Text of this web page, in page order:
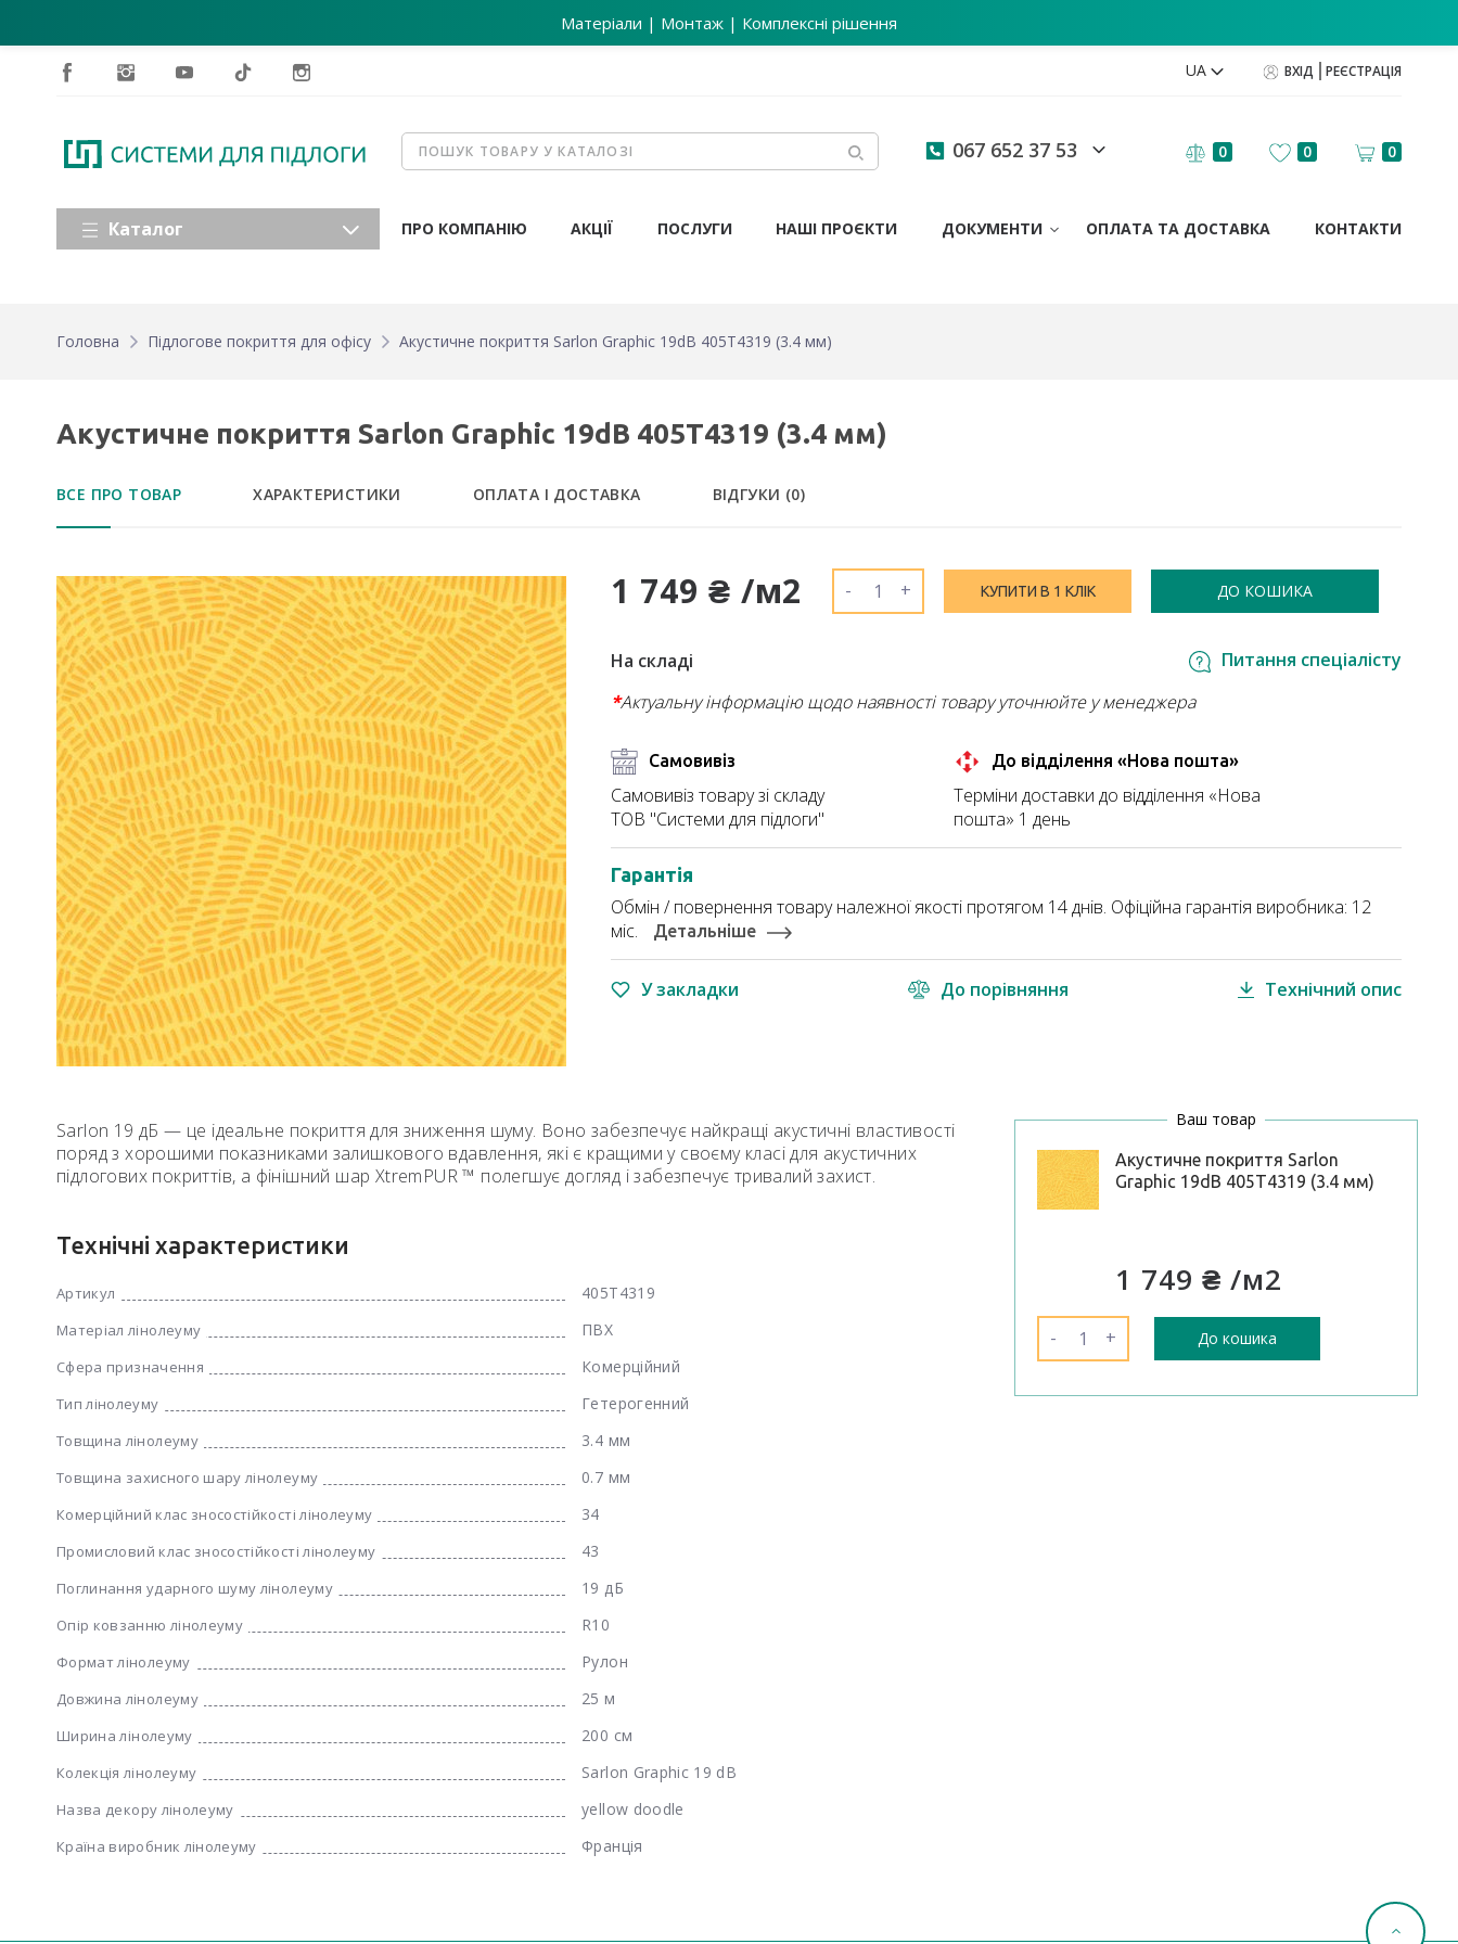
Матеріали | Монтаж | Комплексні рішення
UA ВХІД РЕЄСТРАЦІЯ
067 652 37 53 0 0 0
Каталог ПРО КОМПАНІЮ АКЦІЇ ПОСЛУГИ НАШІ ПРОЄКТИ ДОКУМЕНТИ ОПЛАТА ТА ДОСТАВКА КОНТАКТИ
Головна Підлогове покриття для офісу Акустичне покриття Sarlon Graphic 19dB 405T4319 (3.4 мм)
Акустичне покриття Sarlon Graphic 19dB 405T4319 (3.4 мм)
ВСЕ ПРО ТОВАР ХАРАКТЕРИСТИКИ ОПЛАТА І ДОСТАВКА ВІДГУКИ (0)
1 749 ₴ /м2 - + КУПИТИ В 1 КЛІК ДО КОШИКА
На складі
Питання спеціалісту
*Актуальну інформацію щодо наявності товару уточнюйте у менеджера
Самовивіз
Самовивіз товару зі складу
ТОВ "Системи для підлоги"
До відділення «Нова пошта»
Терміни доставки до відділення «Нова
пошта» 1 день
Гарантія
Обмін / повернення товару належної якості протягом 14 днів. Офіційна гарантія виробника: 12
міс.
Детальніше
У закладки До порівняння Технічний опис
Sarlon 19 дБ — це ідеальне покриття для зниження шуму. Воно забезпечує найкращі акустичні властивості
поряд з хорошими показниками залишкового вдавлення, які є кращими у своєму класі для акустичних
підлогових покриттів, а фінішний шар XtremPUR ™ полегшує догляд і забезпечує тривалий захист.
Технічні характеристики
Артикул 405T4319
Матеріал лінолеуму ПВХ
Сфера призначення Комерційний
Тип лінолеуму Гетерогенний
Товщина лінолеуму 3.4 мм
Товщина захисного шару лінолеуму 0.7 мм
Комерційний клас зносостійкості лінолеуму 34
Промисловий клас зносостійкості лінолеуму 43
Поглинання ударного шуму лінолеуму 19 дБ
Опір ковзанню лінолеуму R10
Формат лінолеуму Рулон
Довжина лінолеуму 25 м
Ширина лінолеуму 200 см
Колекція лінолеуму Sarlon Graphic 19 dB
Назва декору лінолеуму yellow doodle
Країна виробник лінолеуму Франція
Ваш товар
Акустичне покриття Sarlon
Graphic 19dB 405T4319 (3.4 мм)
1 749 ₴ /м2
- + До кошика